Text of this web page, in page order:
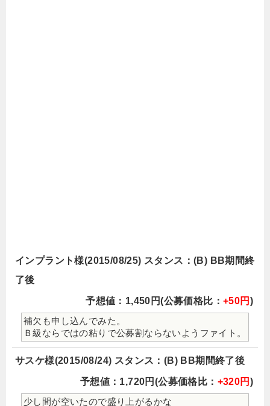
インプラント様(2015/08/25) スタンス：(B) BB期間終
了後
予想値：1,450円(公募価格比： +50円 )
補欠も申し込んでみた。
Ｂ級ならではの粘りで公募割ならないようファイト。
サスケ様(2015/08/24) スタンス：(B) BB期間終了後
予想値：1,720円(公募価格比： +320円 )
少し間が空いたので盛り上がるかな